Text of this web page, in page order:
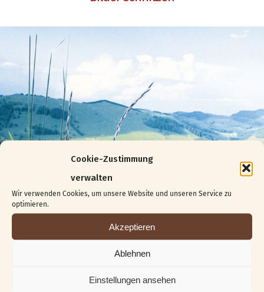
Cookie-Zustimmung
verwalten
Wir verwenden Cookies, um unsere Website und unseren Service zu
optimieren.
Akzeptieren
Ablehnen
Einstellungen ansehen